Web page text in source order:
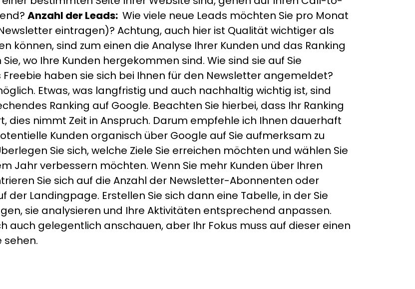
Anzahl der Leads: Wie viele neue Leads möchten Sie pro Monat
eintragen)? Achtung, auch hier ist Qualität wichtiger als
können, sind zum einen die Analyse Ihrer Kunden und das Ranking
wo Ihre Kunden hergekommen sind. Wie sind sie auf Sie
haben sie sich bei Ihnen für den Newsletter angemeldet?
Etwas, was langfristig und auch nachhaltig wichtig ist, sind
Ranking auf Google. Beachten Sie hierbei, dass Ihr Ranking
dies nimmt Zeit in Anspruch. Darum empfehle ich Ihnen dauerhaft
Kunden organisch über Google auf Sie aufmerksam zu
Sie sich, welche Ziele Sie erreichen möchten und wählen Sie
Jahr verbessern möchten. Wenn Sie mehr Kunden über Ihren
Sie sich auf die Anzahl der Newsletter-Abonnenten oder
Landingpage. Erstellen Sie sich dann eine Tabelle, in der Sie
sie analysieren und Ihre Aktivitäten entsprechend anpassen.
auch gelegentlich anschauen, aber Ihr Fokus muss auf dieser einen
sehen.